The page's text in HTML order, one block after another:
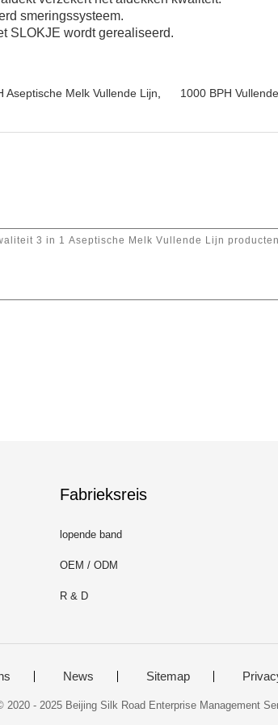
smeringssysteem.
SLOKJE wordt gerealiseerd.
Aseptische Melk Vullende Lijn 1000 BPH
Fabrieksreis
lopende band
OEM / ODM
R & D
News Sitemap
- 2025 Beijing Silk Road Enterprise Management